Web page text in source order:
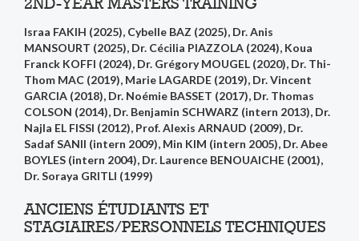
Israa FAKIH (2025), Cybelle BAZ (2025), Dr. Anis
MANSOURT (2025), Dr. Cécilia PIAZZOLA (2024), Koua
Franck KOFFI (2024), Dr. Grégory MOUGEL (2020), Dr. Thi-
Thom MAC (2019), Marie LAGARDE (2019), Dr. Vincent
GARCIA (2018), Dr. Noémie BASSET (2017), Dr. Thomas
COLSON (2014), Dr. Benjamin SCHWARZ (intern 2013), Dr.
Najla EL FISSI (2012), Prof. Alexis ARNAUD (2009), Dr.
Sadaf SANII (intern 2009), Min KIM (intern 2005), Dr. Abee
BOYLES (intern 2004), Dr. Laurence BENOUAICHE (2001),
Dr. Soraya GRITLI (1999)
ANCIENS ÉTUDIANTS ET
STAGIAIRES/PERSONNELS TECHNIQUES